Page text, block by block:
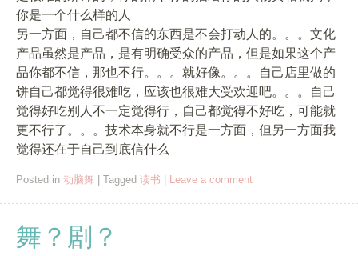
你是一个什么样的人
另一方面，自己都不信的东西是不会打动人的。。。文化
产品虽然是产品，是有明确受众的产品，但是如果这个产
品你都不信，那也不行。。。就好像。。。自己店里做的
饼自己都觉得很难吃，应该也很难大受欢迎吧。。。自己
觉得好吃别人不一定觉得行，自己都觉得不好吃，可能就
更不行了。。。技术本身就不行是一方面，但另一方面我
觉得还在于自己到底信什么
Posted in 动脑舞 Tagged 读书 Leave a comment
舞？剧？